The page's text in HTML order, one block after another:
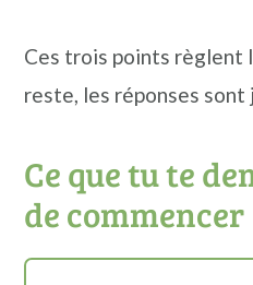
Ces trois points règlent
reste, les réponses sont
Ce que tu te
de commencer